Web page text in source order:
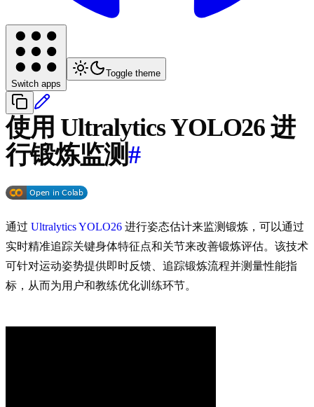
Switch apps
Toggle theme
使用 Ultralytics YOLO26 进
行锻炼监测#
通过 Ultralytics YOLO26 进行姿态估计来监测锻炼，可以通过
实时精准追踪关键身体特征点和关节来改善锻炼评估。该技术
可针对运动姿势提供即时反馈、追踪锻炼流程并测量性能指
标，从而为用户和教练优化训练环节。